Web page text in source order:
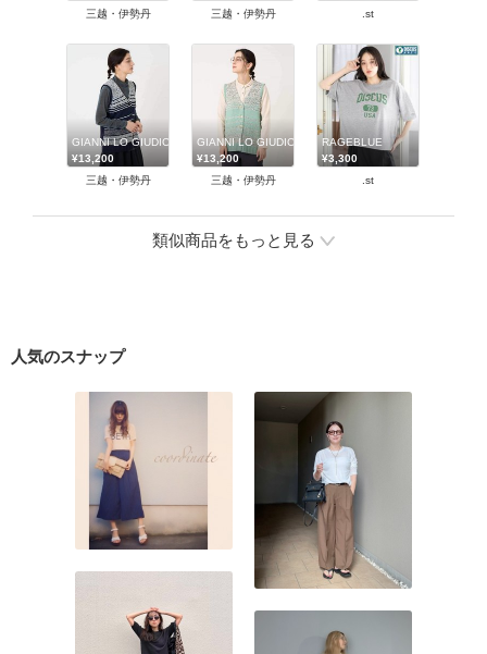
三越・伊勢丹
三越・伊勢丹
.st
GIANNI LO GIUDICE(Women/小さいサイズ)/ジャンニロジュディチェ
¥13,200
三越・伊勢丹
GIANNI LO GIUDICE(Women/小さいサイズ)/ジャンニロジ
¥13,200
三越・伊勢丹
RAGEBLUE
¥3,300
.st
類似商品をもっと見る
人気のスナップ